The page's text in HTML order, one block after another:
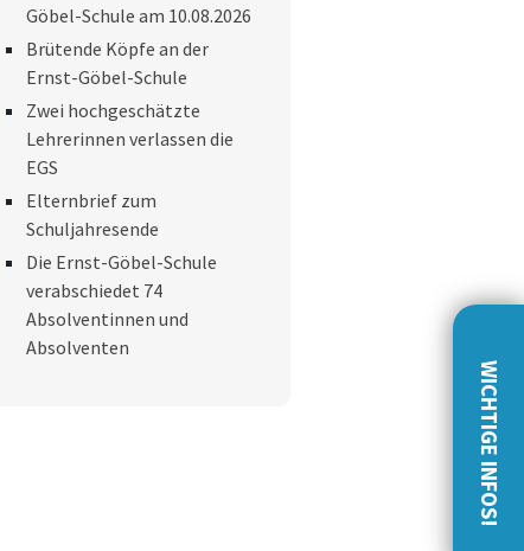
WICHTIGE INFOS!
Göbel-Schule am 10.08.2026
Brütende Köpfe an der
Ernst-Göbel-Schule
Zwei hochgeschätzte
Lehrerinnen verlassen die
EGS
Elternbrief zum
Schuljahresende
Die Ernst-Göbel-Schule
verabschiedet 74
Absolventinnen und
Absolventen